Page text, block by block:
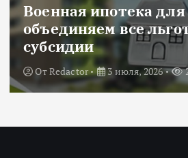
Военная ипотека
объединяем все
субсидии
ОтRedactor 3 июля, 2026